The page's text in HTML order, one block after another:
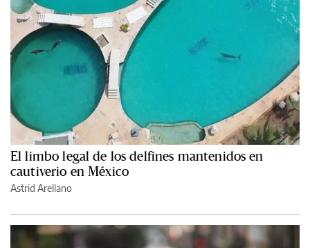
El limbo legal de los delfines mantenidos en
cautiverio en México
Astrid Arellano